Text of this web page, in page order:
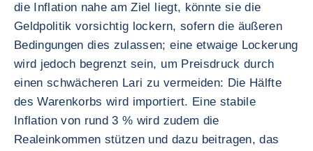
die Inflation nahe am Ziel liegt, könnte sie die
Geldpolitik vorsichtig lockern, sofern die äußeren
Bedingungen dies zulassen; eine etwaige Lockerung
wird jedoch begrenzt sein, um Preisdruck durch
einen schwächeren Lari zu vermeiden: Die Hälfte
des Warenkorbs wird importiert. Eine stabile
Inflation von rund 3 % wird zudem die
Realeinkommen stützen und dazu beitragen, das